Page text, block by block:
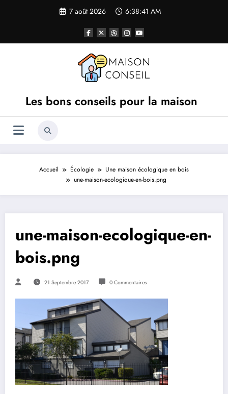
7 août 2026 6:38:41 AM
Les bons conseils pour la maison
Accueil Écologie
Une maison écologique en bois
une-maison-ecologique-en-bois.png
une-maison-ecologique-en-
bois.png
21 Septembre 2017 0 Commentaires